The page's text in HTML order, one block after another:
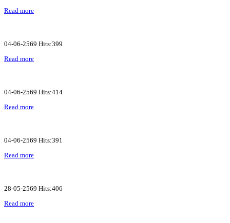
Read more
04-06-2569 Hits:399
Read more
04-06-2569 Hits:414
Read more
04-06-2569 Hits:391
Read more
28-05-2569 Hits:406
Read more